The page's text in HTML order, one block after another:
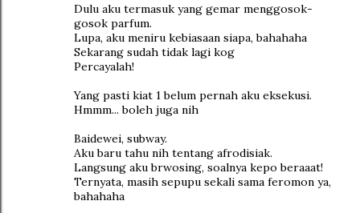
Dulu aku termasuk yang gemar menggosok-
gosok parfum.
Lupa, aku meniru kebiasaan siapa, bahahaha
Sekarang sudah tidak lagi kog
Percayalah!
Yang pasti kiat 1 belum pernah aku eksekusi.
Hmmm... boleh juga nih
Baidewei, subway.
Aku baru tahu nih tentang afrodisiak.
Langsung aku brwosing, soalnya kepo beraaat!
Ternyata, masih sepupu sekali sama feromon ya,
bahahaha